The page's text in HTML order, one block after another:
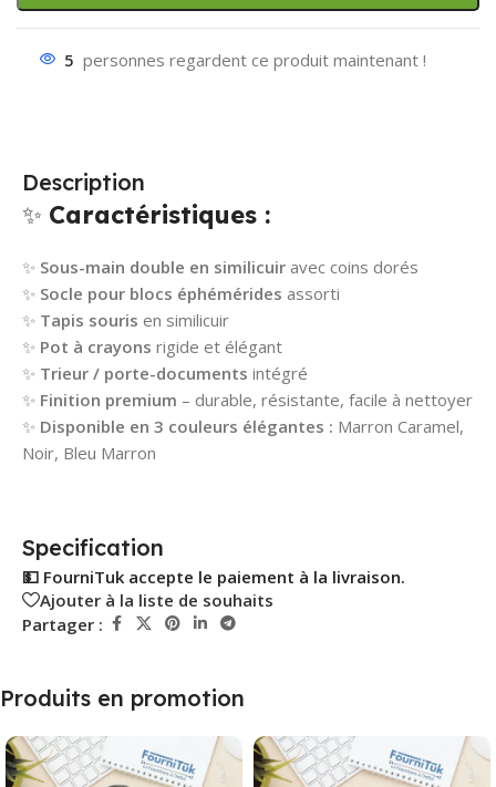
5 personnes regardent ce produit maintenant !
Description
✨ Caractéristiques :
✨ Sous-main double en similicuir avec coins dorés
✨ Socle pour blocs éphémérides assorti
✨ Tapis souris en similicuir
✨ Pot à crayons rigide et élégant
✨ Trieur / porte-documents intégré
✨ Finition premium – durable, résistante, facile à nettoyer
✨ Disponible en 3 couleurs élégantes : Marron Caramel,
Noir, Bleu Marron
Specification
💵 FourniTuk accepte le paiement à la livraison.
Ajouter à la liste de souhaits
Partager :
Produits en promotion